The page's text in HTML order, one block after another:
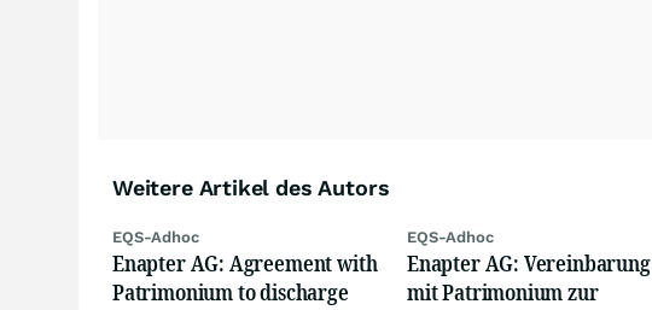
Weitere Artikel des Autors
EQS-Adhoc
Enapter AG: Agreement with
Patrimonium to discharge
EQS-Adhoc
Enapter AG: Vereinbarung
mit Patrimonium zur